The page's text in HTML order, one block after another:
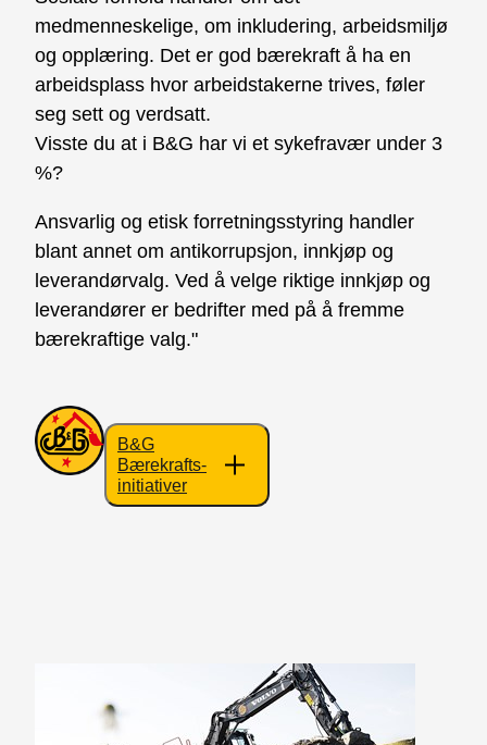
medmenneskelige, om inkludering, arbeidsmiljø
og opplæring. Det er god bærekraft å ha en
arbeidsplass hvor arbeidstakerne trives, føler
seg sett og verdsatt.
Visste du at i B&G har vi et sykefravær under 3
%?
Ansvarlig og etisk forretningsstyring handler
blant annet om antikorrupsjon, innkjøp og
leverandørvalg. Ved å velge riktige innkjøp og
leverandører er bedrifter med på å fremme
bærekraftige valg."
B&G
Bærekrafts-
initiativer